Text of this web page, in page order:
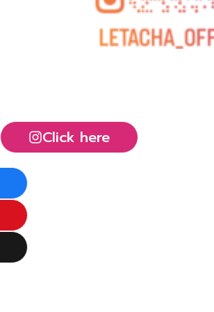
Click here